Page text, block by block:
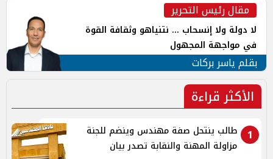
مقال رئيس التحرير
لا دولة ولا إنسحاب ... نتنياهو وثقافة القوة
في مواجهة المجهول
بقلم ياسر بركات
الأكثر قراءة
1
طالب ينتحل صفة مهندس وينضم للجنة
مزاولة المهنة والنقابة تصدر بيان